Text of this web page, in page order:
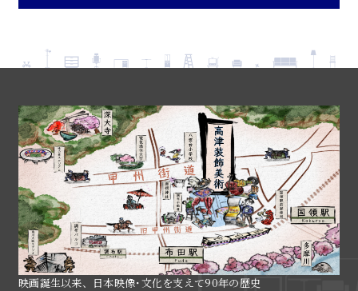
映画誕生以来、日本映像･文化を支えて90年の歴史